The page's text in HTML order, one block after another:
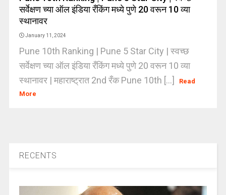
सर्वेक्षण च्या ऑल इंडिया रँकिंग मध्ये पुणे 20 वरून 10 व्या
स्थानावर
January 11, 2024
Pune 10th Ranking | Pune 5 Star City | स्वच्छ
सर्वेक्षण च्या ऑल इंडिया रँकिंग मध्ये पुणे 20 वरून 10 व्या
स्थानावर | महाराष्ट्रात 2nd रँक Pune 10th [...]
Read
More
RECENTS